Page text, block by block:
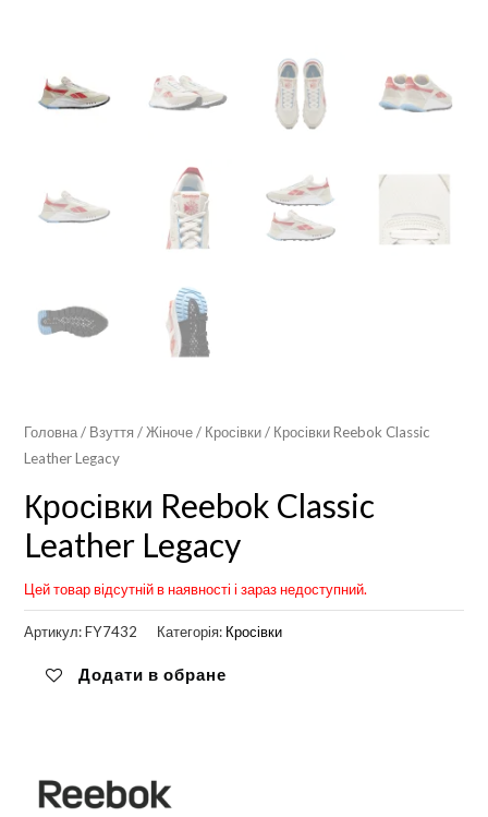
Головна/ Взуття /Жіноче/ Кросівки/ Кросівки Reebok Classic
Leather Legacy
Кросівки Reebok Classic
Leather Legacy
Цей товар відсутній в наявності і зараз недоступний.
Артикул:FY7432 Категорія: Кросівки
Додати в обране